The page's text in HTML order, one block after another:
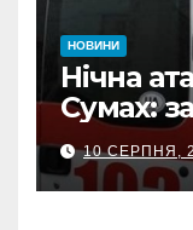
НОВИНИ
Нічна
Сумах:
п’ятеро
10 СЕРПНЯ,